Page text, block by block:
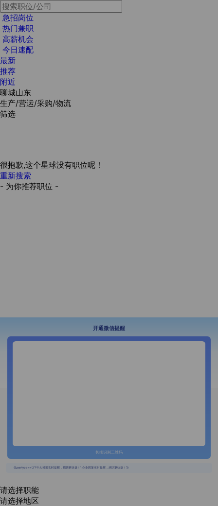
急招岗位
热门兼职
高薪机会
今日速配
最新
推荐
附近
聊城山东
生产/营运/采购/物流
筛选
很抱歉,这个星球没有职位呢！
重新搜索
- 为你推荐职位 -
开通微信提醒
长按识别二维码
{{usertype=='2'?'个人投递实时提醒，招聘更快捷！':'企业回复实时提醒，求职更快捷！'}}
请选择职能
请选择地区